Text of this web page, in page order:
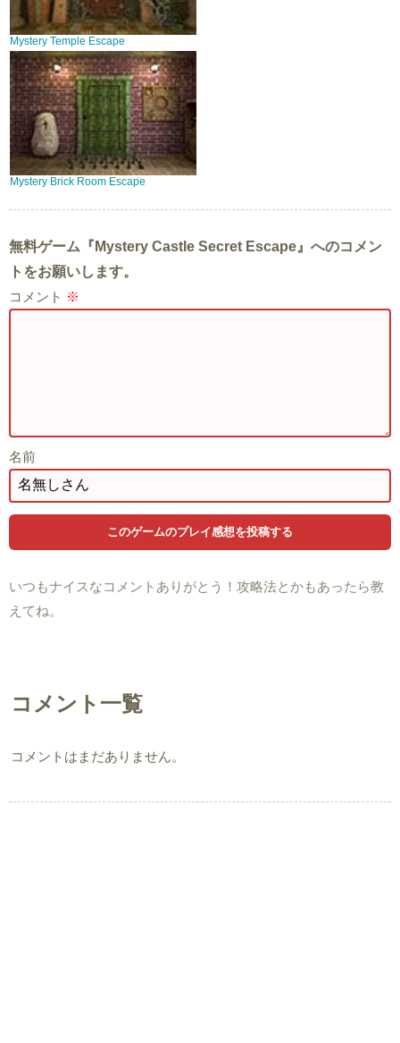
Mystery Temple Escape
Mystery Brick Room Escape
無料ゲーム『Mystery Castle Secret Escape』へのコメン
トをお願いします。
コメント ※
名前
いつもナイスなコメントありがとう！攻略法とかもあったら教
えてね。
コメント一覧
コメントはまだありません。